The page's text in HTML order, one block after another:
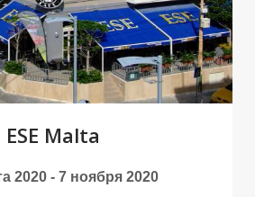
ESE Malta
2020 - 7 ноября 2020